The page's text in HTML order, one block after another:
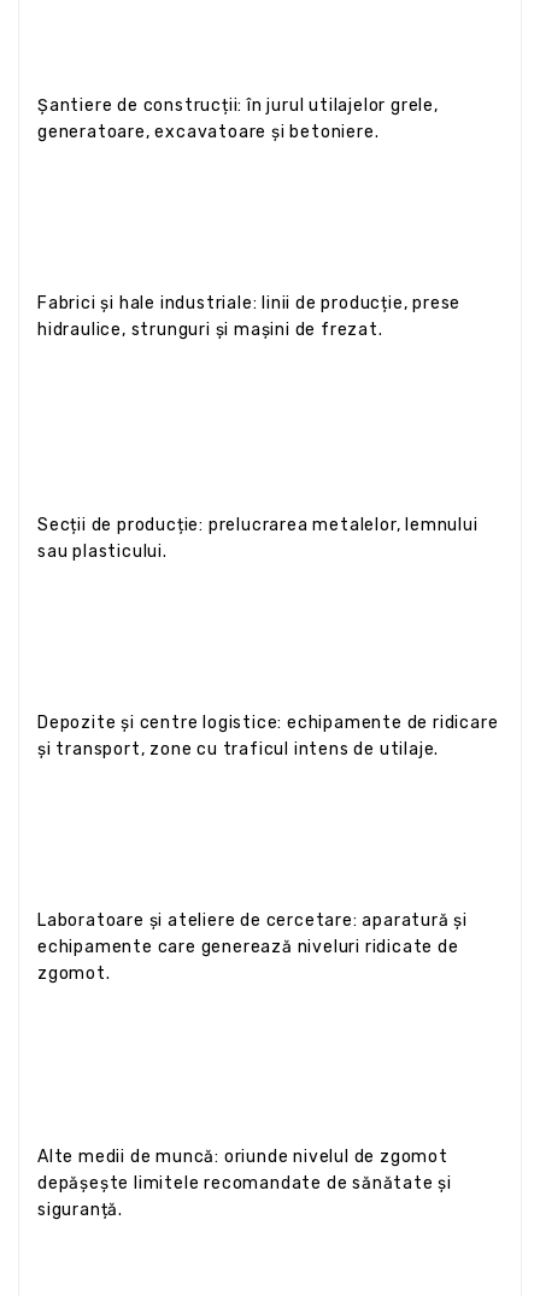
Șantiere de construcții: în jurul utilajelor grele,
generatoare, excavatoare și betoniere.
Fabrici și hale industriale: linii de producție, prese
hidraulice, strunguri și mașini de frezat.
Secții de producție: prelucrarea metalelor, lemnului
sau plasticului.
Depozite și centre logistice: echipamente de ridicare
și transport, zone cu traficul intens de utilaje.
Laboratoare și ateliere de cercetare: aparatură și
echipamente care generează niveluri ridicate de
zgomot.
Alte medii de muncă: oriunde nivelul de zgomot
depășește limitele recomandate de sănătate și
siguranță.